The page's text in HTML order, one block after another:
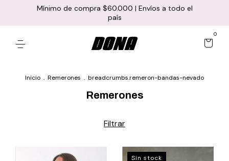
Mínimo de compra $60.000 | Envíos a todo el
país
0
Inicio . Remerones . breadcrumbs.remeron-bandas-nevado
Remerones
Filtrar
Sin stock